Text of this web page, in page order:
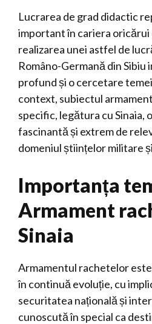
Lucrarea de grad didactic
important în cariera oricărui
realizarea unei astfel de
Româno-Germană din Sibiu
profund și o cercetare
context, subiectul
specific, legătura cu Sinaia,
fascinantă și extrem de
domeniul științelor militare
Importanța
Armament
Sinaia
Armamentul rachetelor
în continuă evoluție, cu
securitatea națională și
cunoscută în special ca